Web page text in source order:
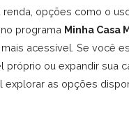
opções como o
programa Minha Casa
acessível. Se você
próprio ou expandir sua
explorar as opções